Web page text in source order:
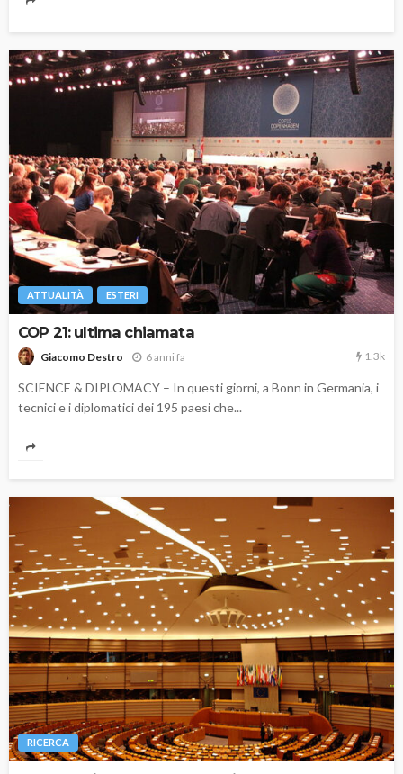
ATTUALITÀ ESTERI
COP 21: ultima chiamata
Giacomo Destro 6 anni fa 1.3k
SCIENCE & DIPLOMACY – In questi giorni, a Bonn in Germania, i
tecnici e i diplomatici dei 195 paesi che...
RICERCA